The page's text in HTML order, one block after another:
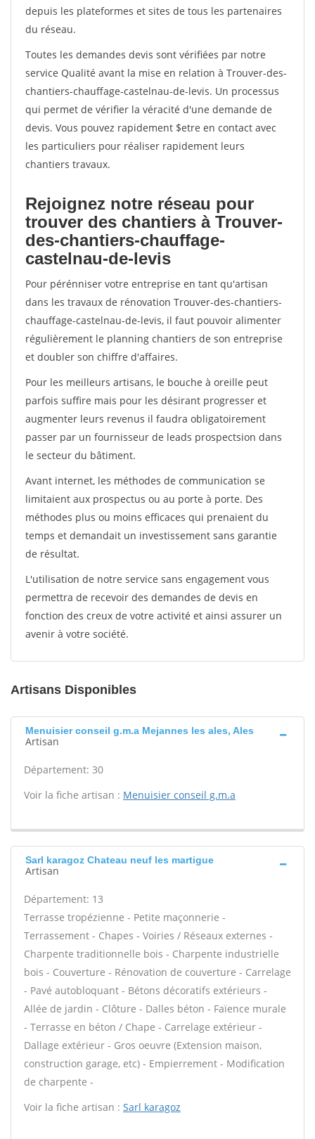
depuis les plateformes et sites de tous les partenaires
du réseau.
Toutes les demandes devis sont vérifiées par notre
service Qualité avant la mise en relation à Trouver-des-
chantiers-chauffage-castelnau-de-levis. Un processus
qui permet de vérifier la véracité d'une demande de
devis. Vous pouvez rapidement $etre en contact avec
les particuliers pour réaliser rapidement leurs
chantiers travaux.
Rejoignez notre réseau pour
trouver des chantiers à Trouver-
des-chantiers-chauffage-
castelnau-de-levis
Pour pérénniser votre entreprise en tant qu'artisan
dans les travaux de rénovation Trouver-des-chantiers-
chauffage-castelnau-de-levis, il faut pouvoir alimenter
régulièrement le planning chantiers de son entreprise
et doubler son chiffre d'affaires.
Pour les meilleurs artisans, le bouche à oreille peut
parfois suffire mais pour les désirant progresser et
augmenter leurs revenus il faudra obligatoirement
passer par un fournisseur de leads prospectsion dans
le secteur du bâtiment.
Avant internet, les méthodes de communication se
limitaient aux prospectus ou au porte à porte. Des
méthodes plus ou moins efficaces qui prenaient du
temps et demandait un investissement sans garantie
de résultat.
L'utilisation de notre service sans engagement vous
permettra de recevoir des demandes de devis en
fonction des creux de votre activité et ainsi assurer un
avenir à votre société.
Artisans Disponibles
Menuisier conseil g.m.a Mejannes les ales, Ales
Artisan
Département: 30
Voir la fiche artisan : Menuisier conseil g.m.a
Sarl karagoz Chateau neuf les martigue
Artisan
Département: 13
Terrasse tropézienne - Petite maçonnerie -
Terrassement - Chapes - Voiries / Réseaux externes -
Charpente traditionnelle bois - Charpente industrielle
bois - Couverture - Rénovation de couverture - Carrelage
- Pavé autobloquant - Bétons décoratifs extérieurs -
Allée de jardin - Clôture - Dalles béton - Faïence murale
- Terrasse en béton / Chape - Carrelage extérieur -
Dallage extérieur - Gros oeuvre (Extension maison,
construction garage, etc) - Empierrement - Modification
de charpente -
Voir la fiche artisan : Sarl karagoz